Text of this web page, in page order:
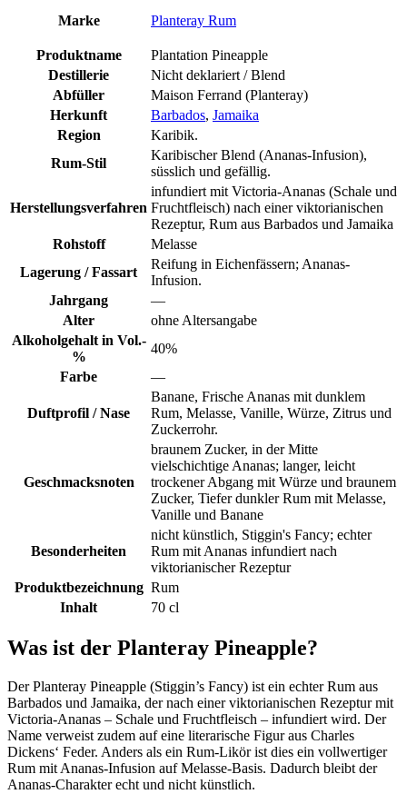
Marke Planteray Rum
Produktname
Plantation Pineapple
Destillerie
Nicht deklariert / Blend
Abfüller
Maison Ferrand (Planteray)
Herkunft
Barbados, Jamaika
Region
Karibik.
Rum-Stil
Karibischer Blend (Ananas-Infusion),
süsslich und gefällig.
Herstellungsverfahren
infundiert mit Victoria-Ananas (Schale und
Fruchtfleisch) nach einer viktorianischen
Rezeptur, Rum aus Barbados und Jamaika
Rohstoff
Melasse
Lagerung / Fassart
Reifung in Eichenfässern; Ananas-
Infusion.
Jahrgang
—
Alter
ohne Altersangabe
Alkoholgehalt in Vol.-
%
40%
Farbe
—
Duftprofil / Nase
Banane, Frische Ananas mit dunklem
Rum, Melasse, Vanille, Würze, Zitrus und
Zuckerrohr.
Geschmacksnoten
braunem Zucker, in der Mitte
vielschichtige Ananas; langer, leicht
trockener Abgang mit Würze und braunem
Zucker, Tiefer dunkler Rum mit Melasse,
Vanille und Banane
Besonderheiten
nicht künstlich, Stiggin's Fancy; echter
Rum mit Ananas infundiert nach
viktorianischer Rezeptur
Produktbezeichnung Rum
Inhalt
70 cl
Was ist der Planteray Pineapple?
Der Planteray Pineapple (Stiggin’s Fancy) ist ein echter Rum aus
Barbados und Jamaika, der nach einer viktorianischen Rezeptur mit
Victoria-Ananas – Schale und Fruchtfleisch – infundiert wird. Der
Name verweist zudem auf eine literarische Figur aus Charles
Dickens‘ Feder. Anders als ein Rum-Likör ist dies ein vollwertiger
Rum mit Ananas-Infusion auf Melasse-Basis. Dadurch bleibt der
Ananas-Charakter echt und nicht künstlich.